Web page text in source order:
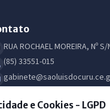
RUA ROCHAEL MOREIRA, Nº
(85) 33551-015
e Cookies - LGPD